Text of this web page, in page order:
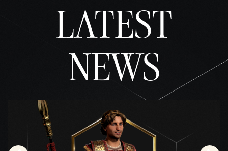
전송
LATEST
NEWS